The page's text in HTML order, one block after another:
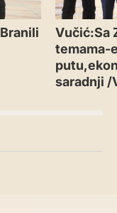
Vučić:Sa
temama-
saradnji /